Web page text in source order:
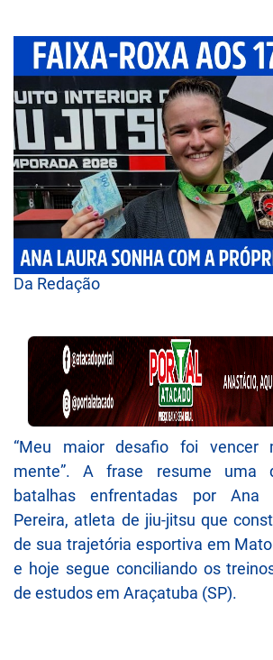
Da Redação
“Meu maior desafio foi vencer
mente”. A frase resume uma
batalhas enfrentadas por Ana
Pereira, atleta de jiu-jitsu que
de sua trajetória esportiva em Mato
e hoje segue conciliando os
de estudos em Araçatuba (SP).